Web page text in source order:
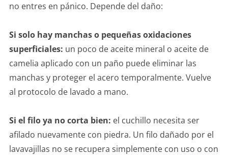
no entres en pánico. Depende del daño:
Si solo hay manchas o pequeñas oxidaciones
superficiales: un poco de aceite mineral o aceite de
camelia aplicado con un paño puede eliminar las
manchas y proteger el acero temporalmente. Vuelve
al protocolo de lavado a mano.
Si el filo ya no corta bien: el cuchillo necesita ser
afilado nuevamente con piedra. Un filo dañado por el
lavavajillas no se recupera simplemente con uso o con